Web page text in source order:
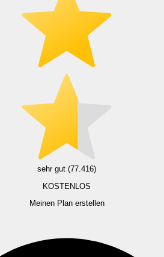
sehr gut (77.416)
KOSTENLOS
Meinen Plan erstellen